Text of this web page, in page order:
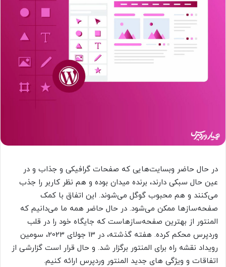
در حال حاضر وبسایت‌هایی که صفحات گرافیکی و جذاب و در
عین حال سبکی دارند، برنده میدان بوده و هم نظر کاربر را جذب
می‌کنند و هم محبوب گوگل می‌شوند. این اتفاق با کمک
صفحه‌سازها ممکن می‌شود. در حال حاضر همه ما می‌دانیم که
المنتور از بهترین صفحه‌سازهاست که جایگاه خود را در قلب
وردپرس محکم کرده. هفته گذشته، در 13 جولای 2023، سومین
رویداد نقشه راه برای المنتور برگزار شد. و حال قرار است گزارشی از
اتفاقات و ویژگی های جدید المنتور وردپرس ارائه کنیم.